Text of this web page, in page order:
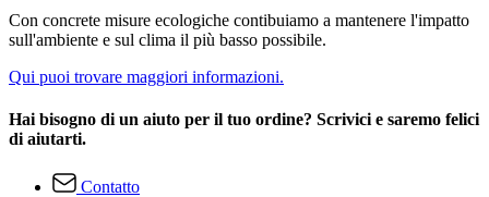
Con concrete misure ecologiche contibuiamo a mantenere l'impatto
sull'ambiente e sul clima il più basso possibile.
Qui puoi trovare maggiori informazioni.
Hai bisogno di un aiuto per il tuo ordine? Scrivici e saremo felici
di aiutarti.
Contatto